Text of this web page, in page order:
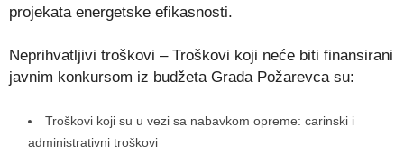
projekata energetske efikasnosti.
Neprihvatljivi troškovi – Troškovi koji neće biti finansirani
javnim konkursom iz budžeta Grada Požarevca su:
Troškovi koji su u vezi sa nabavkom opreme: carinski i
administrativni troškovi